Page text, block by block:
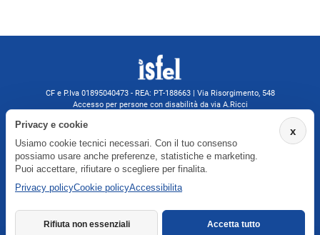
CF e P.Iva 01895040473 - REA: PT-188663 | Via Risorgimento, 548
Accesso per persone con disabilità da via A.Ricci
isfel@pec.it
Informativa privacy
Agenzia formativa iscritta a Formatemp
x
Privacy e cookie
Usiamo cookie tecnici necessari. Con il tuo consenso
possiamo usare anche preferenze, statistiche e marketing.
Puoi accettare, rifiutare o scegliere per finalita.
Privacy policyCookie policyAccessibilita
Rifiuta non essenziali Accetta tutto